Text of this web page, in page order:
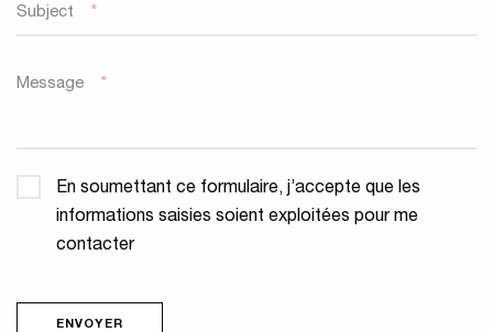
Subject *
Message *
Confidentialité *
En soumettant ce formulaire, j’accepte que les
informations saisies soient exploitées pour me
contacter
ENVOYER